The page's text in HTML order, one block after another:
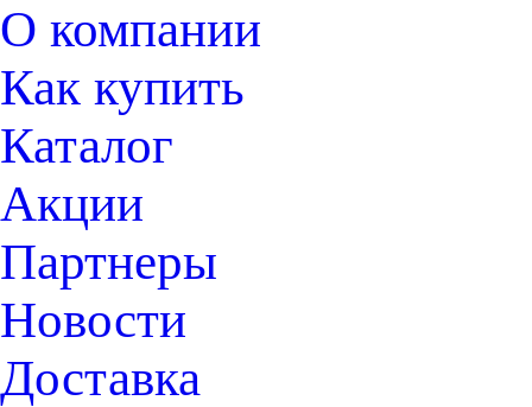
О компании
Как купить
Каталог
Акции
Партнеры
Новости
Доставка